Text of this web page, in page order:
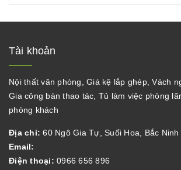
Tài khoản
Nội thất văn phòng, Giá kệ lắp ghép, Vách
Gia công bàn thao tác, Tủ làm việc phòng
phòng khách
Địa chỉ: 60 Ngô Gia Tự, Suối Hoa, Bắc Ninh
Email:
Điện thoại: 0966 656 896